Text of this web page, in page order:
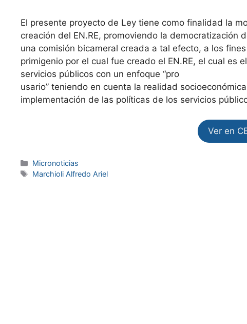
El presente proyecto de Ley tiene como finalidad la
creación del EN.RE, promoviendo la
una comisión bicameral creada a tal efecto, a los
primigenio por el cual fue creado el EN.RE, el cual es
servicios públicos con un enfoque “pro
usario” teniendo en cuenta la realidad
implementación de las políticas de los servicios
Ver en
Micronoticias
Marchioli Alfredo Ariel